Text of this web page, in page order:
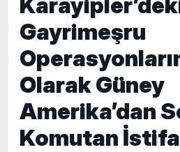
Gayrimeşru
Olarak Güney
Amerika’dan
Komutan